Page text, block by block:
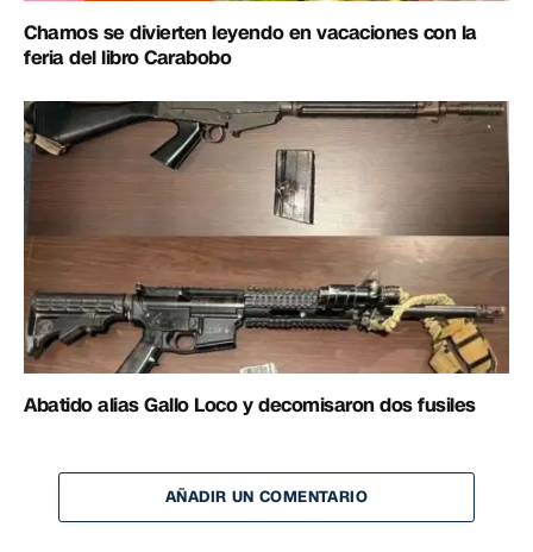
Chamos se divierten leyendo en vacaciones con la
feria del libro Carabobo
Abatido alias Gallo Loco y decomisaron dos fusiles
AÑADIR UN COMENTARIO